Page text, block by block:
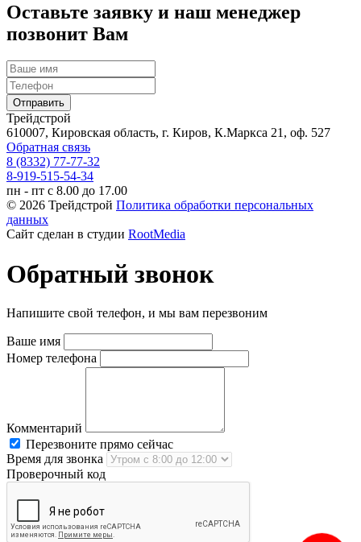
Оставьте заявку и наш менеджер
позвонит Вам
Трейдстрой
610007, Кировская область, г. Киров, К.Маркса 21, оф. 527
Обратная связь
8 (8332) 77-77-32
8-919-515-54-34
пн - пт с 8.00 до 17.00
© 2026 Трейдстрой Политика обработки персональных
данных
Сайт сделан в студии RootMedia
Обратный звонок
Напишите свой телефон, и мы вам перезвоним
Ваше имя
Номер телефона
Комментарий
Перезвоните прямо сейчас
Время для звонка
Проверочный код